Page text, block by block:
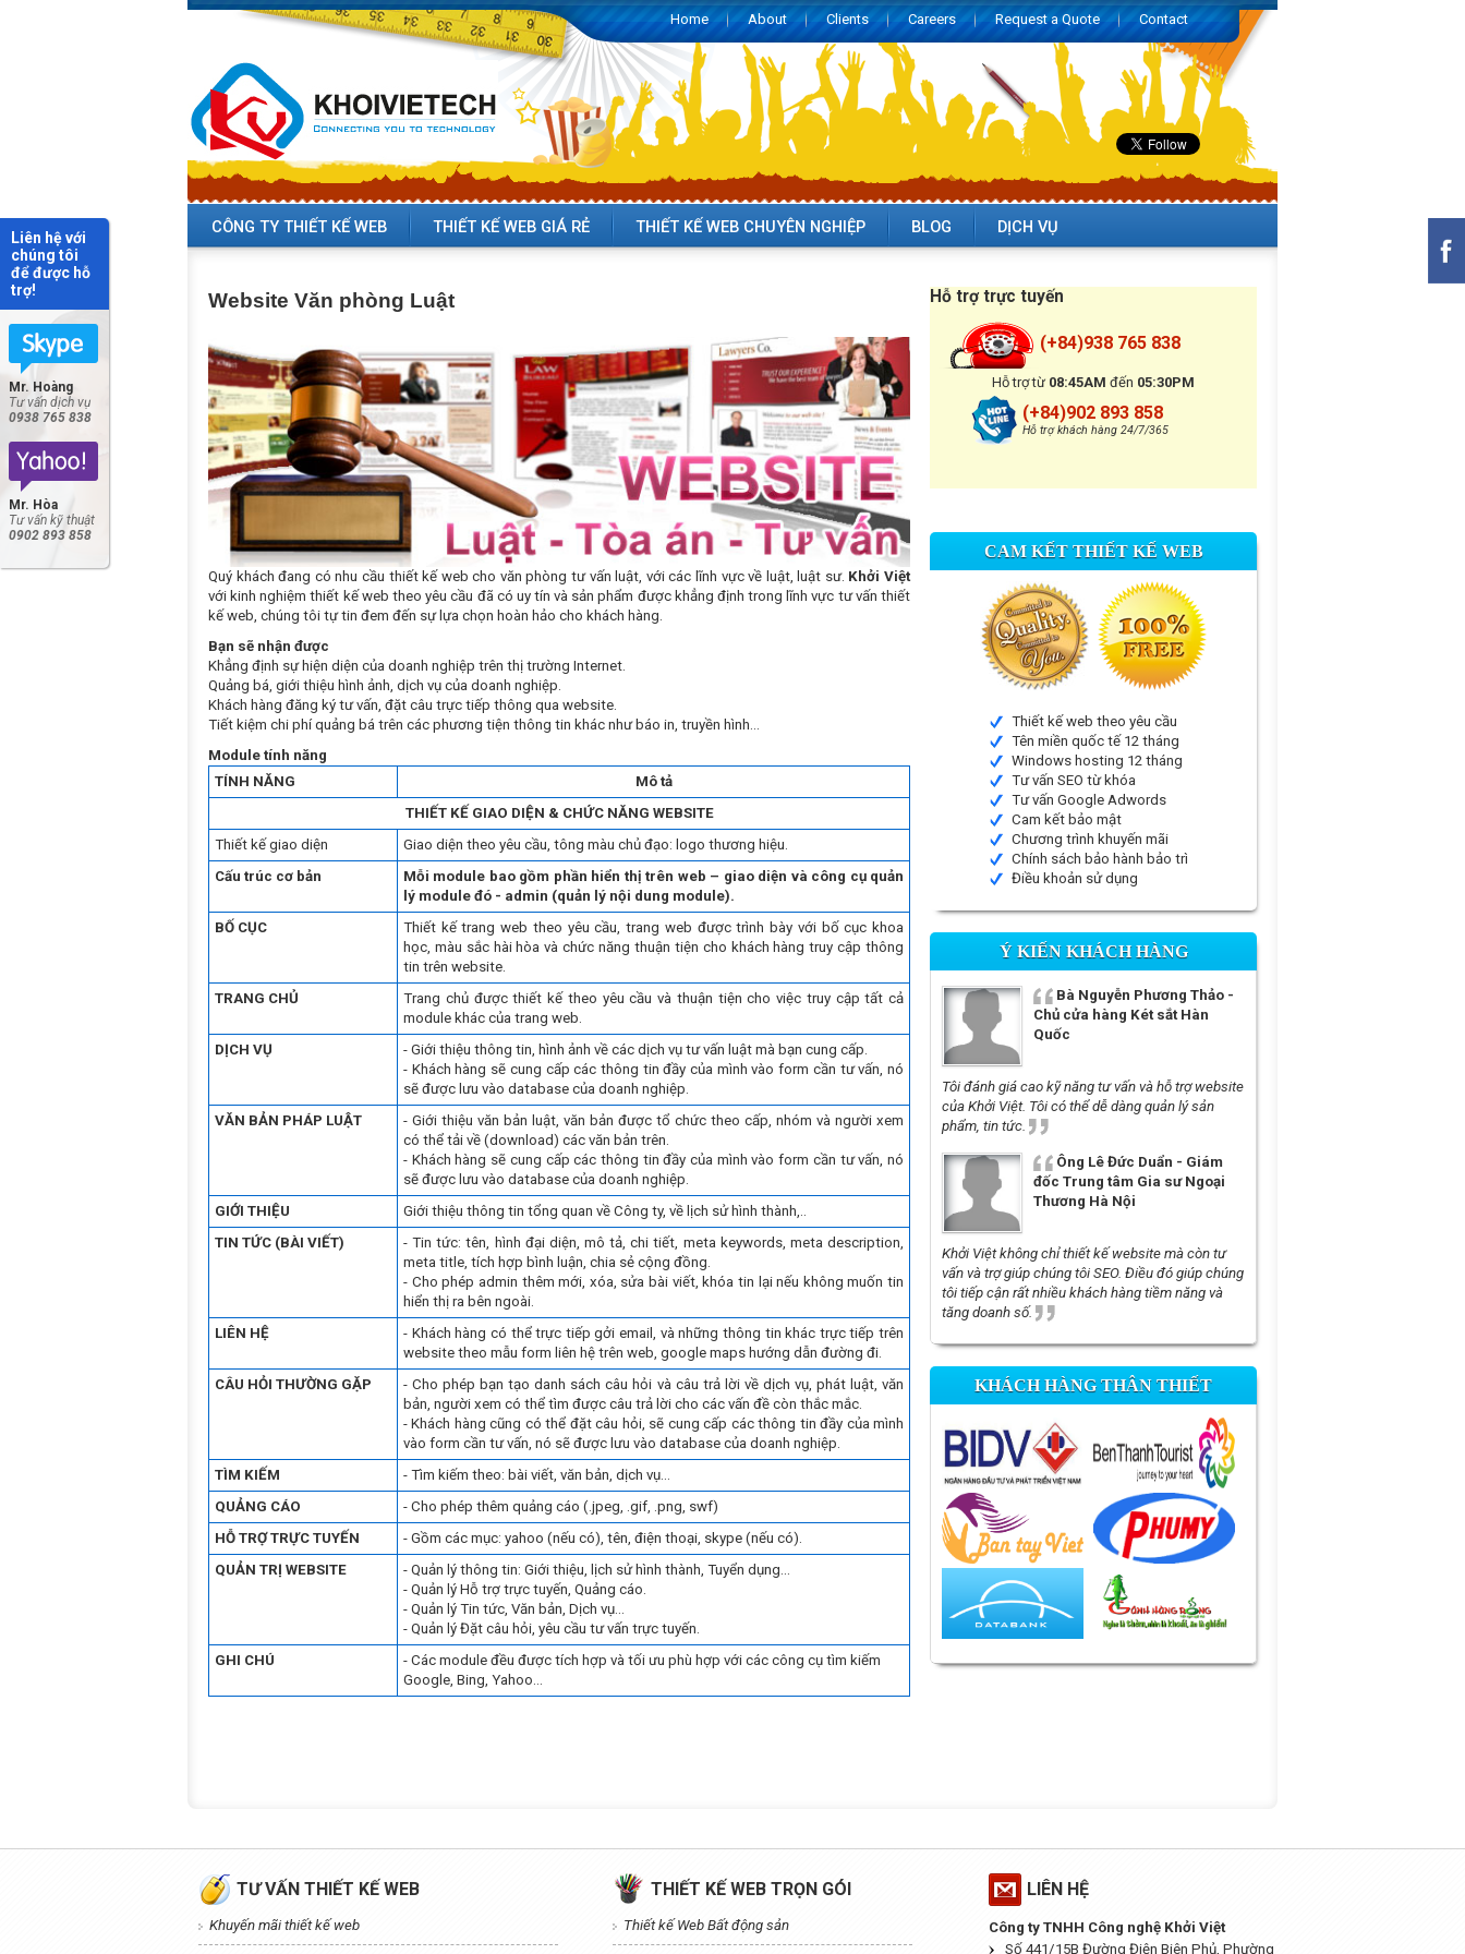
Home About Clients Careers Request a Quote Contact
CÔNG TY THIẾT KẾ WEB THIẾT KẾ WEB GIÁ RẺ THIẾT KẾ WEB CHUYÊN NGHIỆP BLOG DỊCH VỤ
Website Văn phòng Luật
Quý khách đang có nhu cầu thiết kế web cho văn phòng tư vấn luật, với các lĩnh vực về luật, luật sư. Khởi Việt
với kinh nghiệm thiết kế web theo yêu cầu đã có uy tín và sản phẩm được khẳng định trong lĩnh vực tư vấn thiết
kế web, chúng tôi tự tin đem đến sự lựa chọn hoàn hảo cho khách hàng.
Bạn sẽ nhận được
Khẳng định sự hiện diện của doanh nghiệp trên thị trường Internet.
Quảng bá, giới thiệu hình ảnh, dịch vụ của doanh nghiệp.
Khách hàng đăng ký tư vấn, đặt câu trực tiếp thông qua website.
Tiết kiệm chi phí quảng bá trên các phương tiện thông tin khác như báo in, truyền hình...
Module tính năng
TÍNH NĂNG
Mô tả
THIẾT KẾ GIAO DIỆN & CHỨC NĂNG WEBSITE
Thiết kế giao diện
Giao diện theo yêu cầu, tông màu chủ đạo: logo thương hiệu.
Cấu trúc cơ bản
­Mỗi module bao gồm phần hiển thị trên web – giao diện và công cụ quản
lý module đó - admin (quản lý nội dung module).
BỐ CỤC
Thiết kế trang web theo yêu cầu, trang web được trình bày với bố cục khoa
học, màu sắc hài hòa và chức năng thuận tiện cho khách hàng truy cập thông
tin trên website.
TRANG CHỦ
Trang chủ được thiết kế theo yêu cầu và thuận tiện cho việc truy cập tất cả
module khác của trang web.
DỊCH VỤ
- Giới thiệu thông tin, hình ảnh về các dịch vụ tư vấn luật mà bạn cung cấp.
- Khách hàng sẽ cung cấp các thông tin đầy của mình vào form cần tư vấn, nó
sẽ được lưu vào database của doanh nghiệp.
VĂN BẢN PHÁP LUẬT
- Giới thiệu văn bản luật, văn bản được tổ chức theo cấp, nhóm và người xem
có thể tải về (download) các văn bản trên.
- Khách hàng sẽ cung cấp các thông tin đầy của mình vào form cần tư vấn, nó
sẽ được lưu vào database của doanh nghiệp.
GIỚI THIỆU
Giới thiệu thông tin tổng quan về Công ty, về lịch sử hình thành,..
TIN TỨC (BÀI VIẾT)
- Tin tức: tên, hình đại diện, mô tả, chi tiết, meta keywords, meta description,
meta title, tích hợp bình luận, chia sẻ cộng đồng.
- Cho phép admin thêm mới, xóa, sửa bài viết, khóa tin lại nếu không muốn tin
hiển thị ra bên ngoài.
LIÊN HỆ
- Khách hàng có thể trực tiếp gởi email, và những thông tin khác trực tiếp trên
website theo mẫu form liên hệ trên web, google maps hướng dẫn đường đi.
CÂU HỎI THƯỜNG GẶP
- Cho phép bạn tạo danh sách câu hỏi và câu trả lời về dịch vụ, phát luật, văn
bản, người xem có thể tìm được câu trả lời cho các vấn đề còn thắc mắc.
- Khách hàng cũng có thể đặt câu hỏi, sẽ cung cấp các thông tin đầy của mình
vào form cần tư vấn, nó sẽ được lưu vào database của doanh nghiệp.
TÌM KIẾM
- Tìm kiếm theo: bài viết, văn bản, dịch vụ...
QUẢNG CÁO
- Cho phép thêm quảng cáo (.jpeg, .gif, .png, swf)
HỖ TRỢ TRỰC TUYẾN
- Gồm các mục: yahoo (nếu có), tên, điện thoại, skype (nếu có).
QUẢN TRỊ WEBSITE
- Quản lý thông tin: Giới thiệu, lịch sử hình thành, Tuyển dụng...
- Quản lý Hỗ trợ trực tuyến, Quảng cáo.
- Quản lý Tin tức, Văn bản, Dịch vụ...
- Quản lý Đặt câu hỏi, yêu cầu tư vấn trực tuyến.
GHI CHÚ
- Các module đều được tích hợp và tối ưu phù hợp với các công cụ tìm kiếm
Google, Bing, Yahoo…
Hỗ trợ trực tuyến
(+84)938 765 838
Hỗ trợ từ 08:45AM đến 05:30PM
(+84)902 893 858
Hỗ trợ khách hàng 24/7/365
CAM KẾT THIẾT KẾ WEB
Thiết kế web theo yêu cầu
Tên miền quốc tế 12 tháng
Windows hosting 12 tháng
Tư vấn SEO từ khóa
Tư vấn Google Adwords
Cam kết bảo mật
Chương trình khuyến mãi
Chính sách bảo hành bảo trì
Điều khoản sử dụng
Ý KIẾN KHÁCH HÀNG
Bà Nguyễn Phương Thảo -
Chủ cửa hàng Két sắt Hàn
Quốc
Tôi đánh giá cao kỹ năng tư vấn và hỗ trợ website
của Khởi Việt. Tôi có thể dễ dàng quản lý sản
phẩm, tin tức.
Ông Lê Đức Duẩn - Giám
đốc Trung tâm Gia sư Ngoại
Thương Hà Nội
Khởi Việt không chỉ thiết kế website mà còn tư
vấn và trợ giúp chúng tôi SEO. Điều đó giúp chúng
tôi tiếp cận rất nhiều khách hàng tiềm năng và
tăng doanh số.
KHÁCH HÀNG THÂN THIẾT
TƯ VẤN THIẾT KẾ WEB
Khuyến mãi thiết kế web
THIẾT KẾ WEB TRỌN GÓI
Thiết kế Web Bất động sản
LIÊN HỆ
Công ty TNHH Công nghệ Khởi Việt
Số 441/15B Đường Điện Biên Phủ, Phường
Liên hệ với
chúng tôi
để được hỗ
trợ!
Mr. Hoàng
Tư vấn dịch vụ
0938 765 838
Mr. Hòa
Tư vấn kỹ thuật
0902 893 858